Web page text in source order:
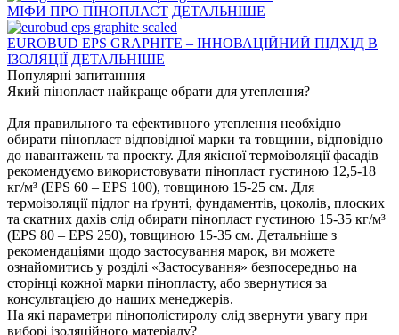
МІФИ ПРО ПІНОПЛАСТ ДЕТАЛЬНІШЕ
EUROBUD EPS GRAPHITE – ІННОВАЦІЙНИЙ ПІДХІД В
ІЗОЛЯЦІЇ ДЕТАЛЬНІШЕ
Популярні запитанння
Який пінопласт найкраще обрати для утеплення?
Для правильного та ефективного утеплення необхідно
обирати пінопласт відповідної марки та товщини, відповідно
до навантажень та проекту. Для якісної термоізоляції фасадів
рекомендуємо використовувати пінопласт густиною 12,5-18
кг/м³ (EPS 60 – EPS 100), товщиною 15-25 см. Для
термоізоляції підлог на ґрунті, фундаментів, цоколів, плоских
та скатних дахів слід обирати пінопласт густиною 15-35 кг/м³
(EPS 80 – EPS 250), товщиною 15-35 см. Детальніше з
рекомендаціями щодо застосування марок, ви можете
ознайомитись у розділі «Застосування» безпосередньо на
сторінці кожної марки пінопласту, або звернутися за
консультацією до наших менеджерів.
На які параметри пінополістиролу слід звернути увагу при
виборі ізоляційного матеріалу?